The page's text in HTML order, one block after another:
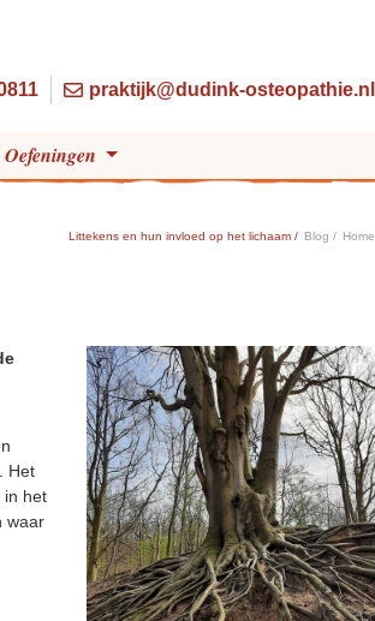
praktijk@dudink-osteopathie.nl
Oefeningen
Home
Blog /
Littekens en hun invloed op het lichaam /
Het
in het
waar